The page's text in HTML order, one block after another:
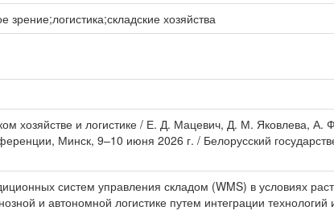
хозяйства
хозяйстве и логистике / Е. Д. Мацевич, Д. М.
Минск, 9–10 июня 2026 г. / Белорусский
систем управления складом (WMS) в условиях
и автономной логистике путем интеграции